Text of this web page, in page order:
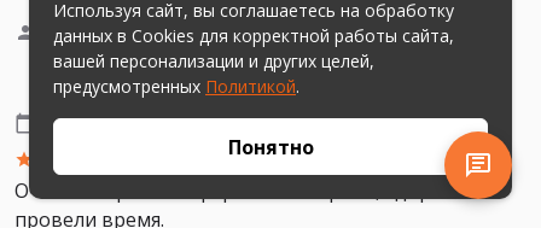
Юлия Сергеевна(3 игроков от 9 до 41 года)
24 февраля 2023 г.
Очень понравился формат и вопросы, здорово
провели время.
Используя сайт, вы соглашаетесь на обработку
данных в Cookies для корректной работы сайта,
вашей персонализации и других целей,
предусмотренных Политикой.
Понятно